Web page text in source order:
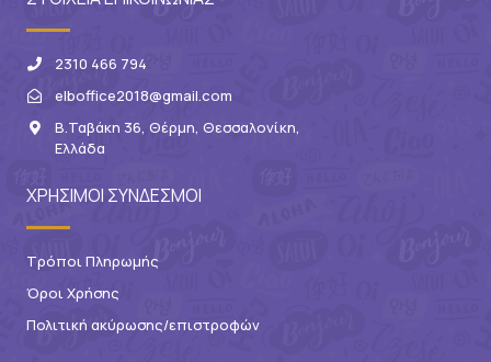
2310 466 794
elboffice2018@gmail.com
Β.Ταβάκη 36, Θέρμη, Θεσσαλονίκη,
Ελλάδα
ΧΡΗΣΙΜΟΙ ΣΥΝΔΕΣΜΟΙ
Τρόποι Πληρωμής
Όροι Χρήσης
Πολιτική ακύρωσης/επιστροφών